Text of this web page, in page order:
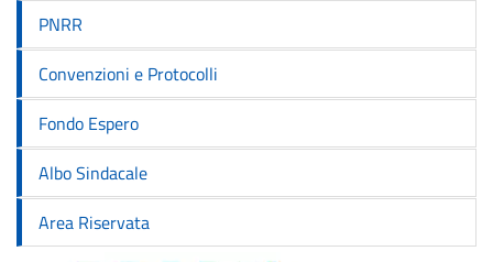
PNRR
Convenzioni e Protocolli
Fondo Espero
Albo Sindacale
Area Riservata